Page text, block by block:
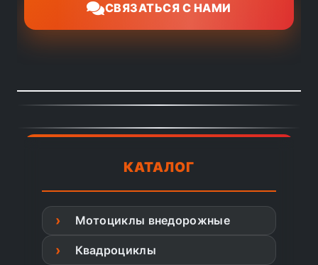
СВЯЗАТЬСЯ С НАМИ
КАТАЛОГ
Мотоциклы внедорожные
Квадроциклы